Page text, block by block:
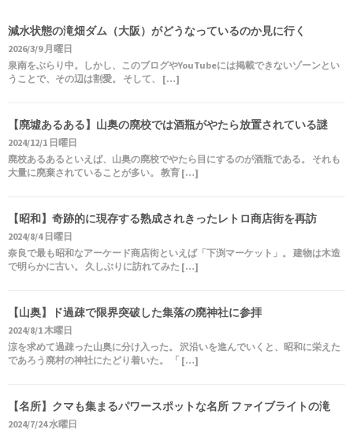
減水状態の滝畑ダム（大阪）がどうなっているのか見に行く
2026/3/9 月曜日
泉南をぶらり中。しかし、このブログやYouTubeには掲載できないゾーンとい
うことで、その辺は割愛。 そして、 […]
【廃墟あるある】山奥の廃校では酒瓶がやたら放置されている謎
2024/12/1 日曜日
廃校あるあるといえば、山奥の廃校でやたら目にするのが酒瓶である。 それも
大量に廃棄されていることが多い。 教育 […]
【昭和】奇跡的に現存する熟成されきったレトロ商店街を再訪
2024/8/4 日曜日
奈良で最も昭和なアーケード商店街といえば「下渕マーケット」。 建物は木造
で明らかに古い。 久しぶりに訪れてみた […]
【山奥】ド過疎で限界突破した集落の廃神社に参拝
2024/8/1 木曜日
涼を求めて過疎った山奥に分け入った。 沢沿いを進んでいくと、昭和に栄えた
であろう廃村の神社にたどり着いた。 「 […]
【名所】クマも集まるパワースポットな名所 ファイブライトの滝
2024/7/24 水曜日